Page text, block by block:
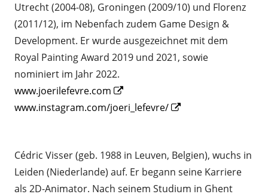
Utrecht (2004-08), Groningen (2009/10) und Florenz
(2011/12), im Nebenfach zudem Game Design &
Development. Er wurde ausgezeichnet mit dem
Royal Painting Award 2019 und 2021, sowie
nominiert im Jahr 2022.
www.joerilefevre.com
in
window
www.instagram.com/joeri_lefevre/
new
window
Cédric Visser (geb. 1988 in Leuven, Belgien), wuchs in
Leiden (Niederlande) auf. Er begann seine Karriere
als 2D-Animator. Nach seinem Studium in Ghent